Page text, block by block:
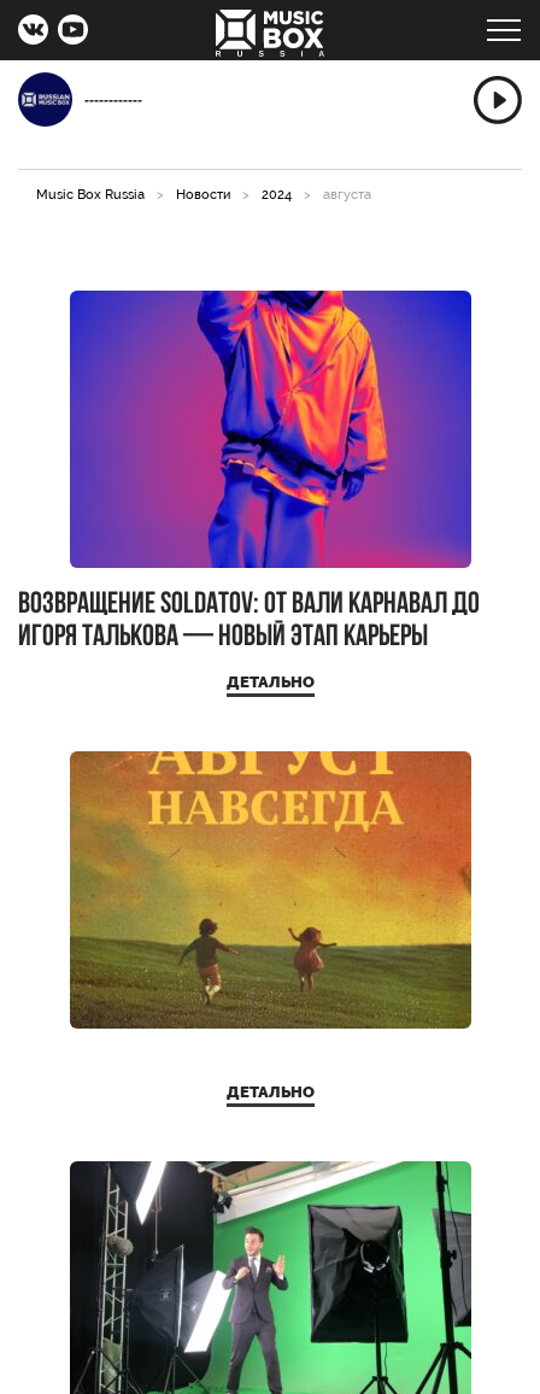
------------
Music Box Russia > Новости > 2024 > августа
Возвращение SOLDATOV: От Вали Карнавал до
Игоря Талькова — Новый Этап Карьеры
ДЕТАЛЬНО
ДЕТАЛЬНО